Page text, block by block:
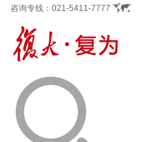
咨询专线： 021-5411-7777